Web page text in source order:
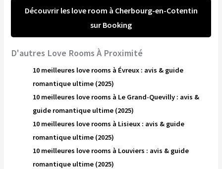
Découvrir les love room à Cherbourg-en-Cotentin
sur Booking
D'autres Love Rooms À Proximité
10 meilleures love rooms à Évreux : avis & guide
romantique ultime (2025)
10 meilleures love rooms à Le Grand-Quevilly : avis &
guide romantique ultime (2025)
10 meilleures love rooms à Lisieux : avis & guide
romantique ultime (2025)
10 meilleures love rooms à Louviers : avis & guide
romantique ultime (2025)